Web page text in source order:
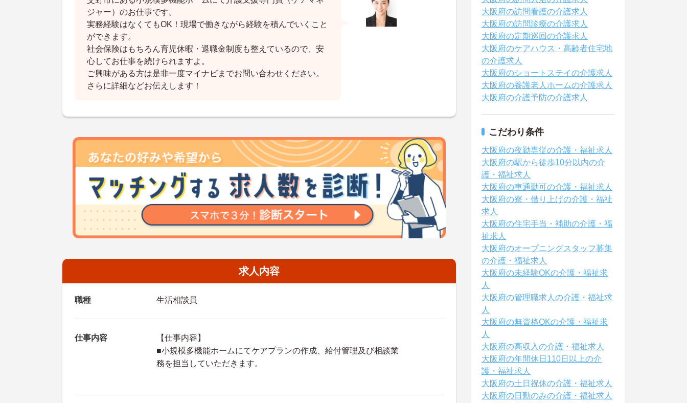
ジャー）のお仕事です。
実務経験はなくてもOK！現場で働きながら経験を積んでいくこと
ができます。
社会保険はもちろん育児休暇・退職金制度も整えているので、安
心してお仕事を続けられますよ。
ご興味がある方は是非一度マイナビまでお問い合わせください。
さらに詳細などお伝えします！
求人内容
職種 生活相談員
仕事内容
【仕事内容】
■小規模多機能ホームにてケアプランの作成、給付管理及び相談業
務を担当していただきます。
大阪府の訪問看護の介護求人
大阪府の訪問診療の介護求人
大阪府の定期巡回の介護求人
大阪府のケアハウス・高齢者住宅地
の介護求人
大阪府のショートステイの介護求人
大阪府の養護老人ホームの介護求人
大阪府の介護予防の介護求人
こだわり条件
大阪府の夜勤専従の介護・福祉求人
大阪府の駅から徒歩10分以内の介
護・福祉求人
大阪府の車通勤可の介護・福祉求人
大阪府の寮・借り上げの介護・福祉
求人
大阪府の住宅手当・補助の介護・福
祉求人
大阪府のオープニングスタッフ募集
の介護・福祉求人
大阪府の未経験OKの介護・福祉求
人
大阪府の管理職求人の介護・福祉求
人
大阪府の無資格OKの介護・福祉求
人
大阪府の高収入の介護・福祉求人
大阪府の年間休日110日以上の介
護・福祉求人
大阪府の土日祝休の介護・福祉求人
大阪府の日勤のみの介護・福祉求人